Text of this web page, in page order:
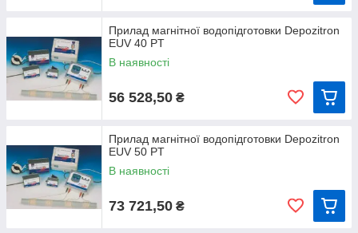
Прилад магнітної водопідготовки Depozitron
EUV 40 PT
В наявності
56 528,50 ₴
Прилад магнітної водопідготовки Depozitron
EUV 50 PT
В наявності
73 721,50 ₴